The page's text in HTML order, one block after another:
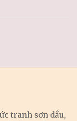
tranh sơn dầu,